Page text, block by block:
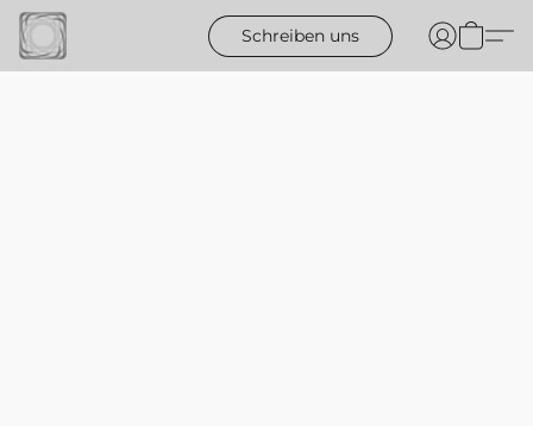
Schreiben uns